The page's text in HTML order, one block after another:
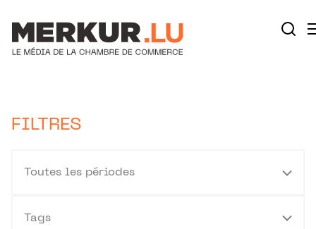
FILTRES
Toutes les périodes
Tags